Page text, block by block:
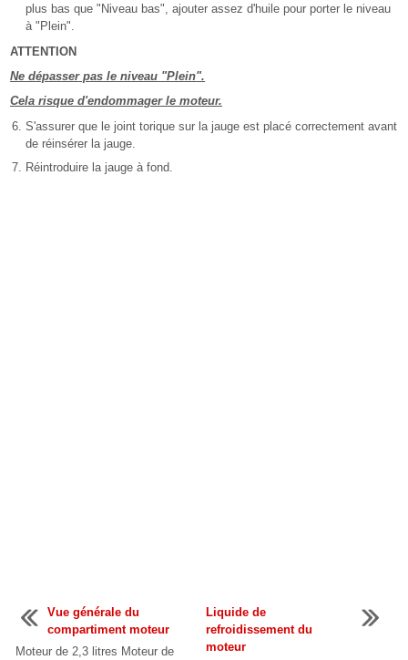
plus bas que "Niveau bas", ajouter assez d'huile pour porter le niveau
à "Plein".
ATTENTION
Ne dépasser pas le niveau "Plein".
Cela risque d'endommager le moteur.
S'assurer que le joint torique sur la jauge est placé correctement avant
de réinsérer la jauge.
Réintroduire la jauge à fond.
Vue générale du
compartiment moteur
Moteur de 2,3 litres Moteur de
Liquide de
refroidissement du
moteur